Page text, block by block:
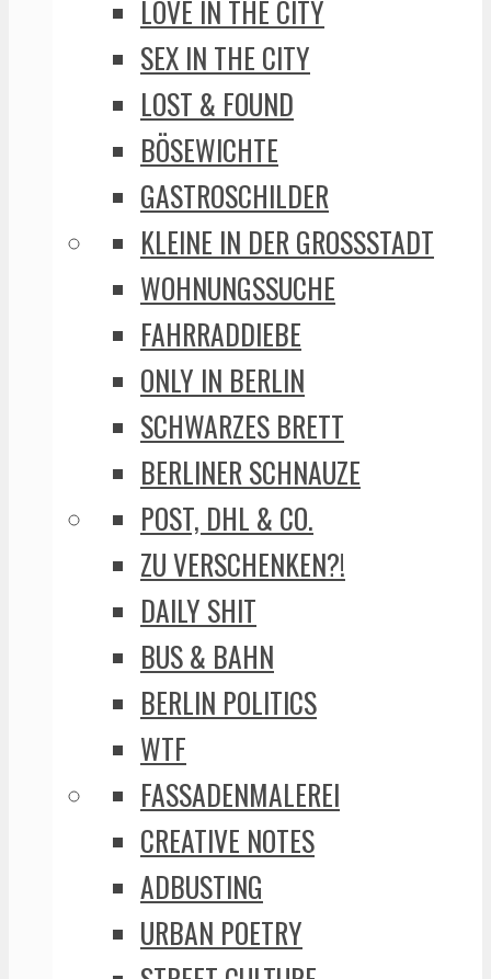
LOVE IN THE CITY
SEX IN THE CITY
LOST & FOUND
BÖSEWICHTE
GASTROSCHILDER
KLEINE IN DER GROSSSTADT
WOHNUNGSSUCHE
FAHRRADDIEBE
ONLY IN BERLIN
SCHWARZES BRETT
BERLINER SCHNAUZE
POST, DHL & CO.
ZU VERSCHENKEN?!
DAILY SHIT
BUS & BAHN
BERLIN POLITICS
WTF
FASSADENMALEREI
CREATIVE NOTES
ADBUSTING
URBAN POETRY